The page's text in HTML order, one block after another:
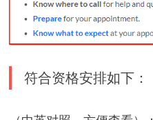
符合资格安排如下：